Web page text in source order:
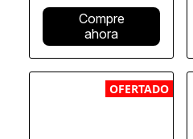
Compre
ahora
OFERTADO